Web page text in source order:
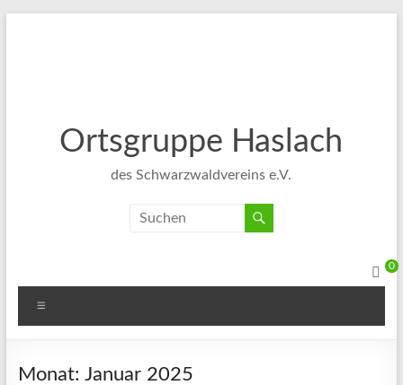
Ortsgruppe Haslach
des Schwarzwaldvereins e.V.
0
Monat: Januar 2025